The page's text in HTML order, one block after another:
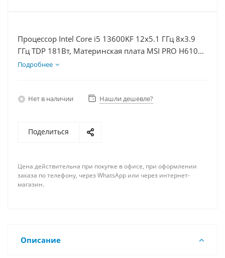
Процессор Intel Core i5 13600KF 12x5.1 ГГц 8x3.9
ГГц TDP 181Вт, Материнская плата MSI PRO H610M-
E D5, Видеокарта RTX 5060 8Гб, Память
Подробнее
Нет в наличии Нашли дешевле?
Поделиться
Цена действительна при покупке в офисе, при оформлении
заказа по телефону, через WhatsApp или через интернет-
магазин.
Описание